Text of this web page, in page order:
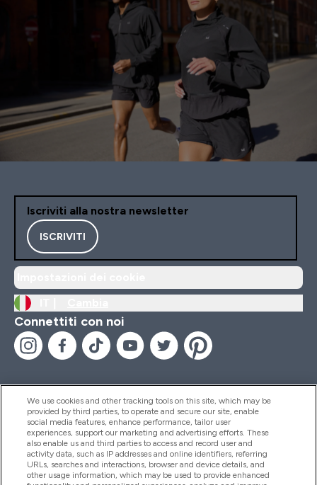
Iscriviti alla nostra newsletter
ISCRIVITI
Connettiti con noi
Aiuto & Informazioni
Prodotti
We use cookies and other tracking tools on this site, which may be
provided by third parties, to operate and secure our site, enable
social media features, enhance performance, tailor user
experiences, support our marketing and advertising efforts. These
also enable us and third parties to access and record user and
activity data, such as IP addresses and online identifiers, referring
URLs, searches and interactions, browser and device details, and
other usage information, which may be used to provide enhanced